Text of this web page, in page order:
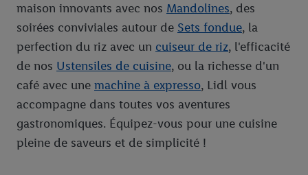
maison innovants avec nos Mandolines, des
soirées conviviales autour de Sets fondue, la
perfection du riz avec un cuiseur de riz, l'efficacité
de nos Ustensiles de cuisine, ou la richesse d'un
café avec une machine à expresso, Lidl vous
accompagne dans toutes vos aventures
gastronomiques. Équipez-vous pour une cuisine
pleine de saveurs et de simplicité !